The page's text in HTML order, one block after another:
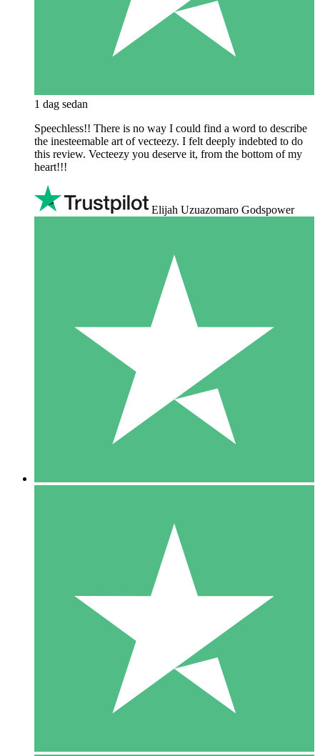
1 dag sedan
Speechless!! There is no way I could find a word to describe
the inesteemable art of vecteezy. I felt deeply indebted to do
this review. Vecteezy you deserve it, from the bottom of my
heart!!!
Elijah Uzuazomaro Godspower